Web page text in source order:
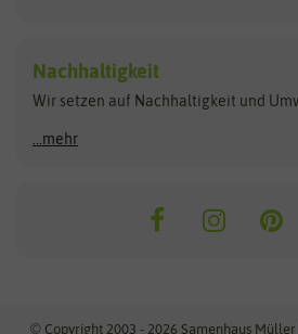
Heizmatte & Heizkabel
Kokos-Quelltabletten
Zimmergewächshaus
Carl Pabst
Florissa
Flortis
Franchi Sementi
Nachhaltigkeit
Wir setzen auf Nachhaltigkeit und
...mehr
© Copyright 2003 - 2026 Samenhaus